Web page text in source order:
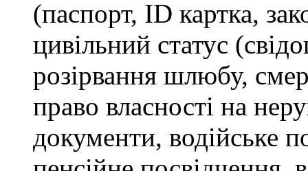
(паспорт, ID картка,
цивільний статус
розірвання шлюбу,
право власності на
документи, водійське